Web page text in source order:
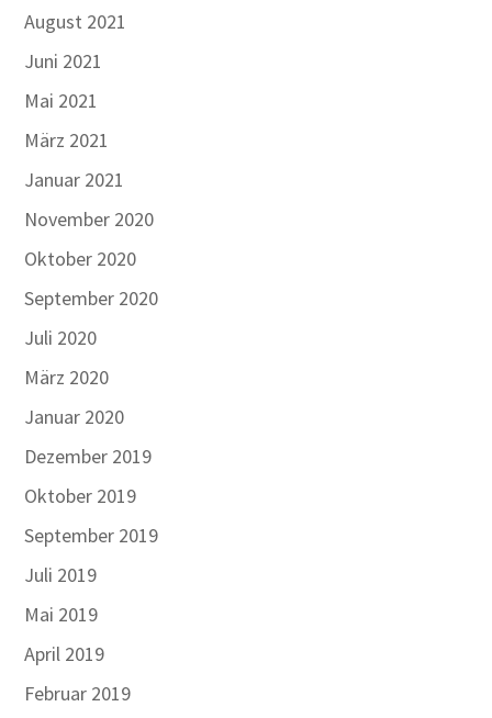
August 2021
Juni 2021
Mai 2021
März 2021
Januar 2021
November 2020
Oktober 2020
September 2020
Juli 2020
März 2020
Januar 2020
Dezember 2019
Oktober 2019
September 2019
Juli 2019
Mai 2019
April 2019
Februar 2019